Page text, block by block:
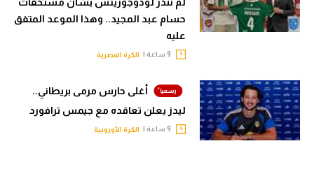
حسام عبد المجيد.. وهذا الموعد المتفق
عليه
الكرة المصرية
أغلى حارس مرمى بريطاني..
ليدز يعلن تعاقده مع جيمس ترافورد
الكرة الأوروبية